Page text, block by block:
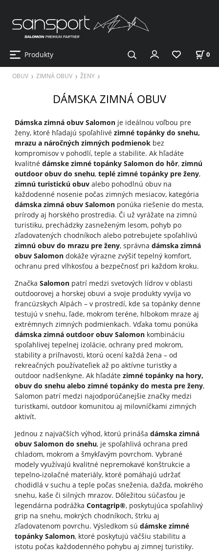
Produkty 0
OBUV ZIMNÁ OBUV ŽENY
DÁMSKA ZIMNÁ OBUV
Dámska zimná obuv Salomonje ideálnou voľbou pre
ženy, ktoré hľadajú spoľahlivé zimné topánky do snehu,
mrazu a náročných zimných podmienokbez
kompromisov v pohodlí, teple a stabilite. Ak hľadáte
kvalitné dámske zimné topánky Salomon do hôr, zimnú
outdoor obuv do snehu, teplé zimné topánky pre ženy,
zimnú turistickú obuvalebo pohodlnú obuv na
každodenné nosenie počas zimných mesiacov, kategória
dámska zimná obuv Salomonponúka riešenie do mesta,
prírody aj horského prostredia. Či už vyrážate na zimnú
turistiku, prechádzky zasneženým lesom, pohyb po
zľadovatených chodníkoch alebo potrebujete spoľahlivú
zimnú obuv do mrazu pre ženy, správna dámska zimná
obuv Salomondokáže výrazne zvýšiť tepelný komfort,
ochranu pred vlhkosťou a bezpečnosť pri každom kroku.
Značka Salomonpatrí medzi svetových lídrov v oblasti
outdoorovej a horskej obuvi a svoje produkty vyvíja vo
francúzskych Alpách – v prostredí, kde sa topánky denne
testujú v snehu, ľade, mokrom teréne, hlbokom mraze aj
extrémnych zimných podmienkach. Vďaka tomu ponúka
dámska zimná outdoor obuv Salomonkombináciu
spoľahlivej tepelnej izolácie, ochrany pred mokrom,
stability a priľnavosti, ktorú ocení každá žena – od
rekreačných používateľiek až po aktívne turistky a
outdoor nadšenkyne. Ak hľadáte zimné topánky na hory,
obuv do snehu alebo zimné topánky do mesta pre ženy,
Salomon patrí medzi najodporúčanejšie značky medzi
turistkami, outdoor komunitou aj milovníčkami zimných
aktivít.
Jednou z najväčších výhod, ktorú prináša dámska zimná
obuv Salomon do snehu, je spoľahlivá ochrana pred
chladom, mokrom a šmykľavým povrchom. Vybrané
modely využívajú kvalitné nepremokavé konštrukcie a
tepelno-izolačné materiály, ktoré pomáhajú udržať
chodidlá v suchu a teple počas sneženia, dažďa, mokrého
snehu, kaše či silných mrazov. Dôležitou súčasťou je
legendárna podrážka Contagrip®, poskytujúca spoľahlivý
grip na snehu, mokrých chodníkoch, štrku aj
zľadovatenom povrchu. Výsledkom sú dámske zimné
topánky Salomon, ktoré poskytujú väčšiu stabilitu a
istotu počas každodenného pohybu aj zimnej turistiky.